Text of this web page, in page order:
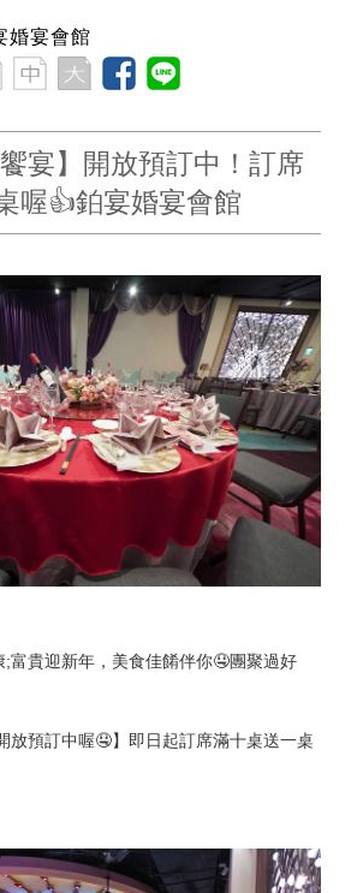
婚宴會館
饗宴】開放預訂中！訂席
喔👍鉑宴婚宴會館
富貴迎新年，美食佳餚伴你🤤團聚過好
放預訂中喔🤤】即日起訂席滿十桌送一桌